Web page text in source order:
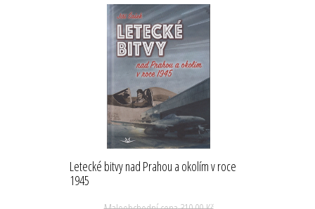
Letecké bitvy nad Prahou a okolím v roce
1945